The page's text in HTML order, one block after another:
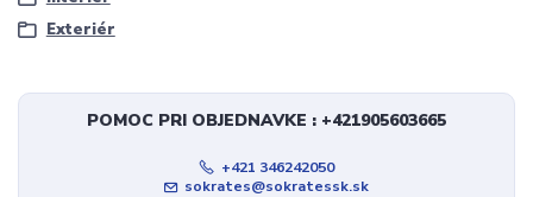
Exteriér
POMOC PRI OBJEDNAVKE : +421905603665
+421 346242050
sokrates@sokratessk.sk